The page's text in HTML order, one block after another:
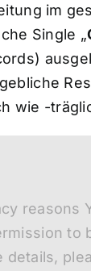
im
Single „
wie -
reasons
to
details,